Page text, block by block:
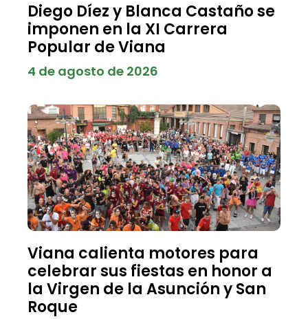
Diego Díez y Blanca Castaño se
imponen en la XI Carrera
Popular de Viana
4 de agosto de 2026
Viana calienta motores para
celebrar sus fiestas en honor a
la Virgen de la Asunción y San
Roque